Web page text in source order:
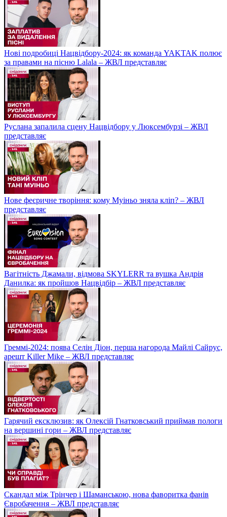
Нові подробиці Нацвідбору-2024: як команда YAKTAK полює
за правами на пісню Lalala – ЖВЛ представляє
Руслана запалила сцену Нацвідбору у Люксембурзі – ЖВЛ
представляє
Нове феєричне творіння: кому Муіньо зняла кліп? – ЖВЛ
представляє
Вагітність Джамали, відмова SKYLERR та вушка Андрія
Данилка: як пройшов Нацвідбір – ЖВЛ представляє
Греммі-2024: поява Селін Діон, перша нагорода Майлі Сайрус,
арешт Killer Mike – ЖВЛ представляє
Гарячий ексклюзив: як Олексій Гнатковський приймав пологи
на вершині гори – ЖВЛ представляє
Скандал між Трінчер і Шаманською, нова фаворитка фанів
Євробачення – ЖВЛ представляє